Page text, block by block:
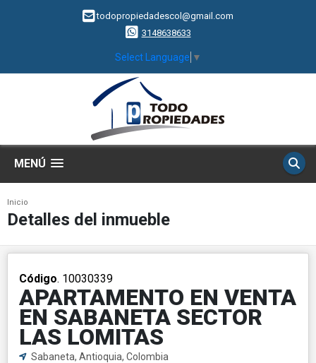
todopropiedadescol@gmail.com
3148638633
Select Language ▼
MENÚ
Inicio
Detalles del inmueble
Código. 10030339
APARTAMENTO EN VENTA
EN SABANETA SECTOR
LAS LOMITAS
Sabaneta, Antioquia, Colombia